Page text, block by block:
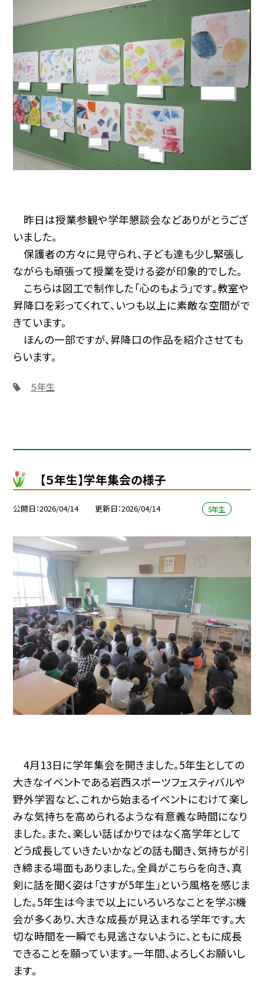
昨日は授業参観や学年懇談会などありがとうござ
いました。
保護者の方々に見守られ、子ども達も少し緊張し
ながらも頑張って授業を受ける姿が印象的でした。
こちらは図工で制作した「心のもよう」です。教室や
昇降口を彩ってくれて、いつも以上に素敵な空間がで
きています。
ほんの一部ですが、昇降口の作品を紹介させても
らいます。
５年生
【５年生】学年集会の様子
公開日 2026/04/14 更新日 2026/04/14 5年生
4月13日に学年集会を開きました。5年生としての
大きなイベントである岩西スポーツフェスティバルや
野外学習など、これから始まるイベントにむけて楽し
みな気持ちを高められるような有意義な時間になり
ました。また、楽しい話ばかりではなく高学年として
どう成長していきたいかなどの話も聞き、気持ちが引
き締まる場面もありました。全員がこちらを向き、真
剣に話を聞く姿は「さすが5年生」という風格を感じま
した。5年生は今まで以上にいろいろなことを学ぶ機
会が多くあり、大きな成長が見込まれる学年です。大
切な時間を一瞬でも見逃さないように、ともに成長
できることを願っています。一年間、よろしくお願いし
ます。